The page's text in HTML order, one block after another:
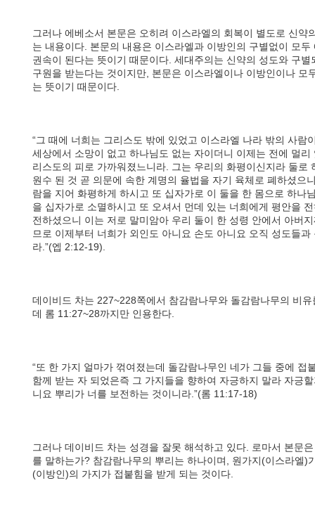
그러나 에베소서 본문은 오히려 이스라엘의 회복이 별도로 신약
는 내용이다. 본문의 내용은 이스라엘과 이방인의 구별없이 모
권속이 된다는 뜻이기 때문이다. 세대주의는 신약의 성도와 구
구원을 받는다는 것이지만, 본문은 이스라엘이나 이방인이나 모
는 뜻이기 때문이다.
“그 때에 너희는 그리스도 밖에 있었고 이스라엘 나라 밖의 사람
세상에서 소망이 없고 하나님도 없는 자이더니 이제는 전에 멀
리스도의 피로 가까워졌느니라. 그는 우리의 화평이신지라 둘로
원수 된 것 곧 의문에 속한 계명의 율법을 자기 육체로 폐하셨으
람을 지어 화평하게 하시고 또 십자가로 이 둘을 한 몸으로 하나
을 십자가로 소멸하시고 또 오셔서 먼데 있는 너희에게 평안을
전하셨으니 이는 저로 말미암아 우리 둘이 한 성령 안에서 아버
므로 이제부터 너희가 외인도 아니요 손도 아니요 오직 성도들
라.”(엡 2:12-19).
데이비드 차는 227~228쪽에서 참감람나무와 돌감람나무의 비
데 롬 11:27~28까지만 인용한다.
“또 한 가지 얼마가 꺾여졌는데 돌감람나무인 네가 그들 중에 접
함께 받는 자 되었은즉 그 가지들을 향하여 자긍하지 말라 자긍
니요 뿌리가 너를 보전하는 것이니라.”(롬 11:17-18)
그러나 데이비드 차는 성경을 잘못 해석하고 있다. 로마서 본문
를 말하는가? 참감람나무의 뿌리는 하나이며, 원가지(이스라엘)
(이방인)의 가지가 접붙힘을 받게 되는 것이다.